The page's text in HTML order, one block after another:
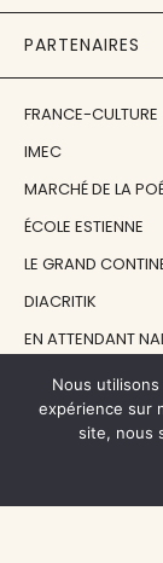
PARTENAIRES
FRANCE-CULTURE
IMEC
MARCHÉ DE LA
ÉCOLE ESTIENNE
LE GRAND
DIACRITIK
EN ATTENDANT
NOS SOUTIENS
Nous
expérience sur
site, nous